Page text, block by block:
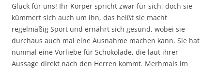
Glück für uns! Ihr Körper spricht zwar für sich, doch sie
kümmert sich auch um ihn, das heißt sie macht
regelmäßig Sport und ernährt sich gesund, wobei sie
durchaus auch mal eine Ausnahme machen kann. Sie hat
nunmal eine Vorliebe für Schokolade, die laut ihrer
Aussage direkt nach den Herren kommt. Merhmals im